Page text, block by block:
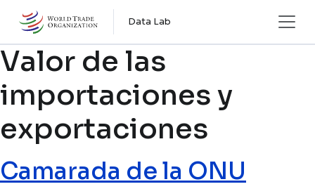
Skip to main content
Data Lab
Valor de las
importaciones y
exportaciones
Camarada de la ONU